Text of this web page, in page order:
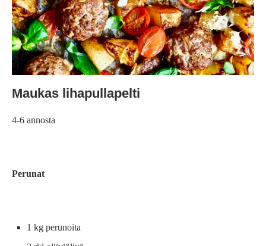
Maukas lihapullapelti
4-6 annosta
Perunat
1 kg perunoita